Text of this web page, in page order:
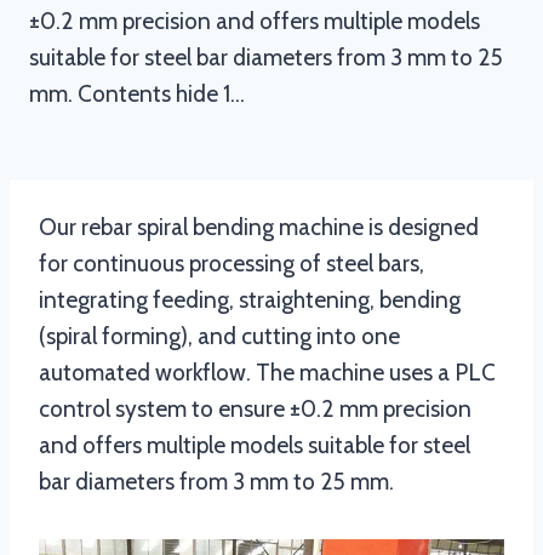
±0.2 mm precision and offers multiple models
suitable for steel bar diameters from 3 mm to 25
mm. Contents hide 1…
Our rebar spiral bending machine is designed
for continuous processing of steel bars,
integrating feeding, straightening, bending
(spiral forming), and cutting into one
automated workflow. The machine uses a PLC
control system to ensure ±0.2 mm precision
and offers multiple models suitable for steel
bar diameters from 3 mm to 25 mm.